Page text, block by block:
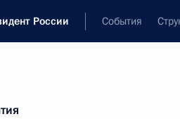
России События